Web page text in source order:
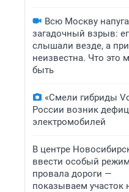
Всю Москву
загадочный взрыв:
слышали везде, а
неизвестна. Что это
быть
«Смели гибриды
России возник
электромобилей
В центре
ввести особый
провала дороги —
показываем участок